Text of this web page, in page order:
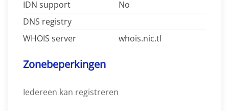
IDN support
No
DNS registry
WHOIS server
whois.nic.tl
Zonebeperkingen
Iedereen kan registreren